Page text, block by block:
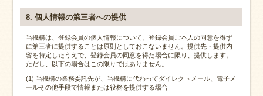
8. 個人情報の第三者への提供
当機構は、登録会員の個人情報について、登録会員ご本人の同意を得ず
に第三者に提供することは原則としておこないません。提供先・提供内
容を特定したうえで、登録会員の同意を得た場合に限り、提供します。
ただし、以下の場合はこの限りではありません。
(1) 当機構の業務委託先が、当機構に代わってダイレクトメール、電子メ
ールその他手段で情報または役務を提供する場合